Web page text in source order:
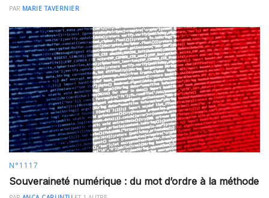
PAR MARIE TAVERNIER
N°1117
Souveraineté numérique : du mot d’ordre à la méthode